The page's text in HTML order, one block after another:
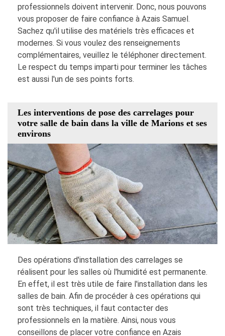
professionnels doivent intervenir. Donc, nous pouvons
vous proposer de faire confiance à Azais Samuel.
Sachez qu'il utilise des matériels très efficaces et
modernes. Si vous voulez des renseignements
complémentaires, veuillez le téléphoner directement.
Le respect du temps imparti pour terminer les tâches
est aussi l'un de ses points forts.
Les interventions de pose des carrelages pour
votre salle de bain dans la ville de Marions et ses
environs
Des opérations d'installation des carrelages se
réalisent pour les salles où l'humidité est permanente.
En effet, il est très utile de faire l'installation dans les
salles de bain. Afin de procéder à ces opérations qui
sont très techniques, il faut contacter des
professionnels en la matière. Ainsi, nous vous
conseillons de placer votre confiance en Azais